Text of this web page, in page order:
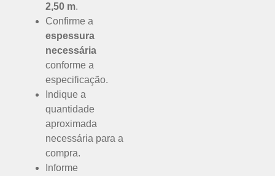
2,50 m.
Confirme a
espessura
necessária
conforme a
especificação.
Indique a
quantidade
aproximada
necessária para a
compra.
Informe